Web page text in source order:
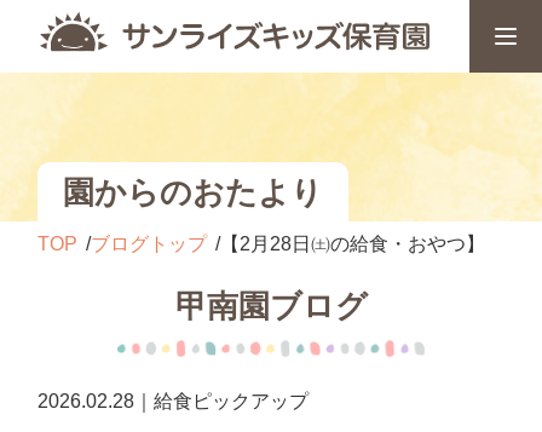
園からのおたより
TOP ブログトップ 【2月28日㈯の給食・おやつ】
甲南園ブログ
2026.02.28｜給食ピックアップ